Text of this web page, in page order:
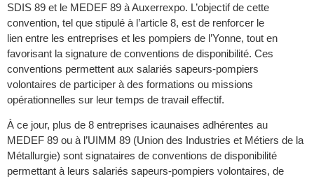
SDIS 89 et le MEDEF 89 à Auxerrexpo. L’objectif de cette
convention, tel que stipulé à l’article 8, est de renforcer le
lien entre les entreprises et les pompiers de l’Yonne, tout en
favorisant la signature de conventions de disponibilité. Ces
conventions permettent aux salariés sapeurs-pompiers
volontaires de participer à des formations ou missions
opérationnelles sur leur temps de travail effectif.
À ce jour, plus de 8 entreprises icaunaises adhérentes au
MEDEF 89 ou à l’UIMM 89 (Union des Industries et Métiers de la
Métallurgie) sont signataires de conventions de disponibilité
permettant à leurs salariés sapeurs-pompiers volontaires, de